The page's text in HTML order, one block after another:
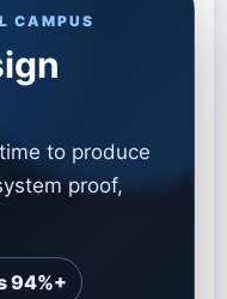
CAMPUS
to produce
proof,
94%+